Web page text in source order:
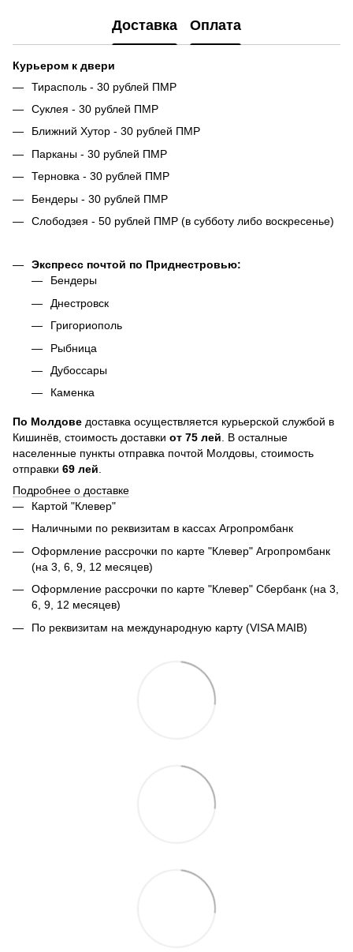
Доставка Оплата
Курьером к двери
Тирасполь - 30 рублей ПМР
Суклея - 30 рублей ПМР
Ближний Хутор - 30 рублей ПМР
Парканы - 30 рублей ПМР
Терновка - 30 рублей ПМР
Бендеры - 30 рублей ПМР
Слободзея - 50 рублей ПМР (в субботу либо воскресенье)
Экспресс почтой по Приднестровью:
Бендеры
Днестровск
Григориополь
Рыбница
Дубоссары
Каменка
По Молдове доставка осуществляется курьерской службой в
Кишинёв, стоимость доставки от 75 лей . В осталные
населенные пункты отправка почтой Молдовы, стоимость
отправки 69 лей
Подробнее о доставке
Картой "Клевер"
Наличными по реквизитам в кассах Агропромбанк
Оформление рассрочки по карте "Клевер" Агропромбанк
(на 3, 6, 9, 12 месяцев)
Оформление рассрочки по карте "Клевер" Сбербанк (на 3,
6, 9, 12 месяцев)
По реквизитам на международную карту (VISA MAIB)